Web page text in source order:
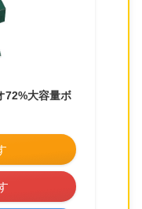
72%大容量ボ